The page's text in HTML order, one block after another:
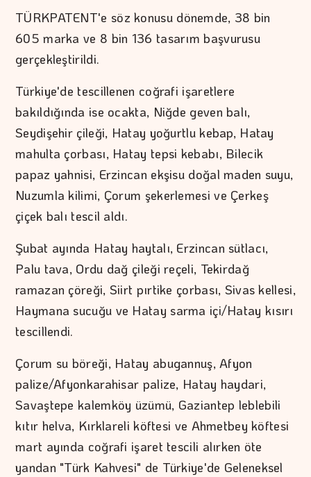
TÜRKPATENT'e söz konusu dönemde, 38 bin
605 marka ve 8 bin 136 tasarım başvurusu
gerçekleştirildi.
Türkiye'de tescillenen coğrafi işaretlere
bakıldığında ise ocakta, Niğde geven balı,
Seydişehir çileği, Hatay yoğurtlu kebap, Hatay
mahulta çorbası, Hatay tepsi kebabı, Bilecik
papaz yahnisi, Erzincan ekşisu doğal maden suyu,
Nuzumla kilimi, Çorum şekerlemesi ve Çerkeş
çiçek balı tescil aldı.
Şubat ayında Hatay haytalı, Erzincan sütlacı,
Palu tava, Ordu dağ çileği reçeli, Tekirdağ
ramazan çöreği, Siirt pırtike çorbası, Sivas kellesi,
Haymana sucuğu ve Hatay sarma içi/Hatay kısırı
tescillendi.
Çorum su böreği, Hatay abugannuş, Afyon
palize/Afyonkarahisar palize, Hatay haydari,
Savaştepe kalemköy üzümü, Gaziantep leblebili
kıtır helva, Kırklareli köftesi ve Ahmetbey köftesi
mart ayında coğrafi işaret tescili alırken öte
yandan "Türk Kahvesi" de Türkiye'de Geleneksel